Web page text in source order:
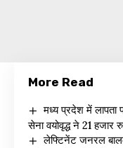
More Read
मध्य प्रदेश में लापता
सेना वयोवृद्ध ने 21 हजार
लेफ्टिनेंट जनरल